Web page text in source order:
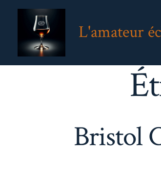
Aller
L'amateur
Bristol